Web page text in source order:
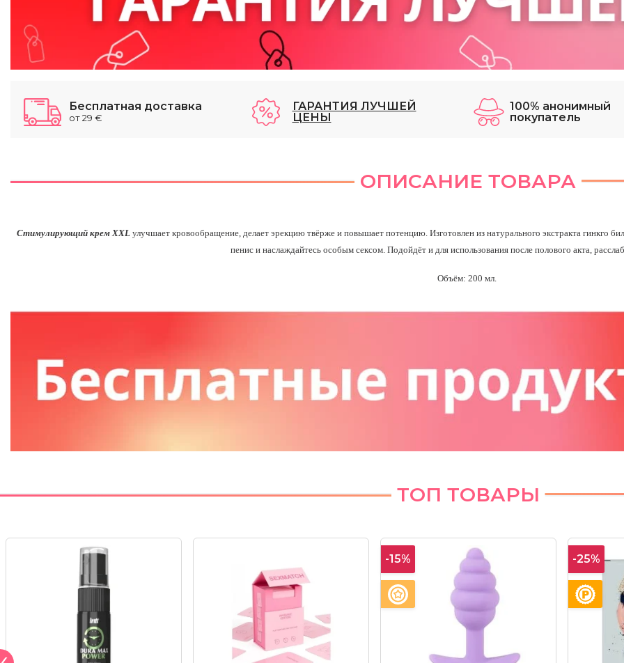
Бесплатная доставка
от 29 €
ГАРАНТИЯ ЛУЧШЕЙ
ЦЕНЫ
100% анонимный
покупатель
ОПИСАНИЕ ТОВАРА
Стимулирующий крем XXL улучшает кровообращение, делает эрекцию твёрже и повышает потенцию. Изготовлен из натурального экстракта
пенис и наслаждайтесь особым сексом. Подойдёт и для использования после полового акта,
Объём: 200 мл.
ТОП ТОВАРЫ
-15% -25%